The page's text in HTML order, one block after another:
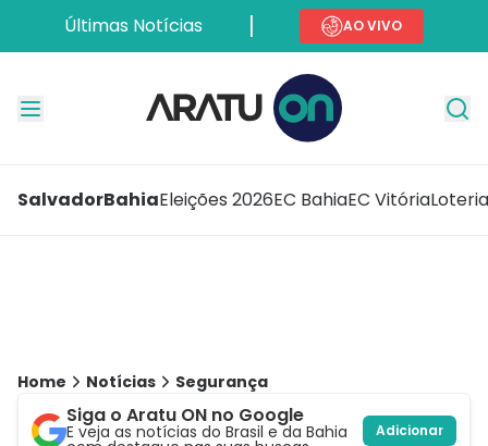
Últimas Notícias AO VIVO
SalvadorBahiaEleições 2026EC BahiaEC Vitória
Home Notícias Segurança
Siga o Aratu ON no Google
E veja as notícias do Brasil e da Bahia Adicionar